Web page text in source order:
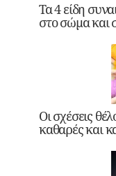
Τα 4 είδη
στο σώμα και
Οι σχέσεις
καθαρές και